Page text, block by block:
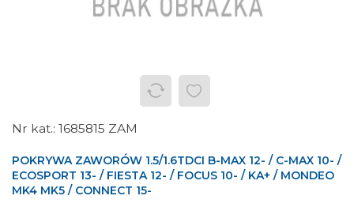
1685815 ZAM
POKRYWA ZAWORÓW 1.5/1.6TDCI B-MAX 12- / C-MAX 10- /
ECOSPORT 13- / FIESTA 12- / FOCUS 10- / KA+ / MONDEO
MK4 MK5 / CONNECT 15-